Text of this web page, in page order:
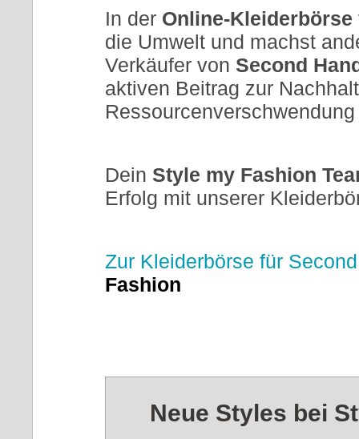
In der Online-Kleiderbörse
die Umwelt und machst
Verkäufer von Second
aktiven Beitrag zur
Dein Style my Fashion
Erfolg mit unserer
Zur Kleiderbörse für
Fashion
Neue Styles bei